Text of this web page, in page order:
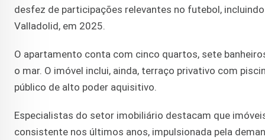
desfez de participações relevantes no futebol,
Valladolid, em 2025.
O apartamento conta com cinco quartos, sete
o mar. O imóvel inclui, ainda, terraço privativo com
público de alto poder aquisitivo.
Especialistas do setor imobiliário destacam que
consistente nos últimos anos, impulsionada pela